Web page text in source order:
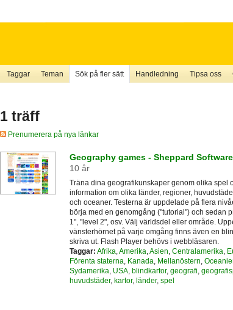
Taggar Teman Sök på fler sätt Handledning Tipsa oss
1 träff
Prenumerera på nya länkar
Geography games - Sheppard Software
10 år
Träna dina geografikunskaper genom olika spel
information om olika länder, regioner,
och oceaner. Testerna är uppdelade på flera
börja med en genomgång ("tutorial") och sedan
1", "level 2", osv. Välj världsdel eller område.
vänsterhörnet på varje omgång finns även en
skriva ut. Flash Player behövs i webbläsaren.
Taggar: Afrika Amerika Asien Centralamerika
Förenta staterna Kanada Mellanöstern
Sydamerika USA, blindkartor, geografi
huvudstäder, kartor, länder, spel